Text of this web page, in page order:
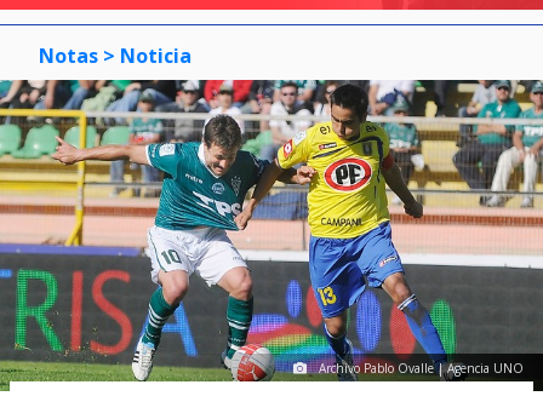
Notas > Noticia
Archivo Pablo Ovalle | Agencia UNO